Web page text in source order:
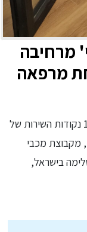
מרחיבה
מרפאה
המרפאה המחודשת בעיר מצטרפת למעל 100 נקודות השירות של
מקבוצת מכבי
בישראל,